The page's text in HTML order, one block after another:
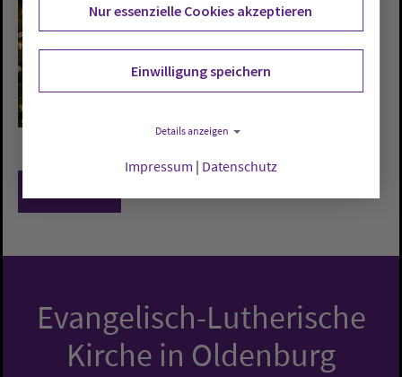
Evangelisch-Lutherische
Kirche in Oldenburg
Nur essenzielle Cookies akzeptieren
Einwilligung speichern
Details anzeigen
Impressum | Datenschutz